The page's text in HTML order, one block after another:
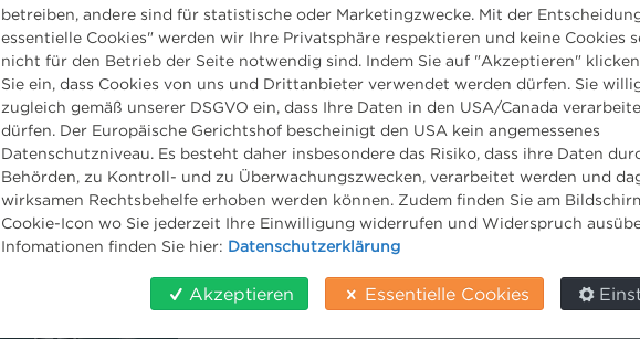
18. Juni 2026
Jetzt die neuesten Rechts-Updates holen.
betreiben, andere sind für statistische oder Marketingzwecke. Mit der
essentielle Cookies" werden wir Ihre Privatsphäre respektieren und keine Cookies
nicht für den Betrieb der Seite notwendig sind. Indem Sie auf "Akzeptieren"
Sie ein, dass Cookies von uns und Drittanbieter verwendet werden dürfen. Sie
zugleich gemäß unserer DSGVO ein, dass Ihre Daten in den USA/Canada
dürfen. Der Europäische Gerichtshof bescheinigt den USA kein angemessenes
Datenschutzniveau. Es besteht daher insbesondere das Risiko, dass ihre Daten
Behörden, zu Kontroll- und zu Überwachungszwecken, verarbeitet werden und
wirksamen Rechtsbehelfe erhoben werden können. Zudem finden Sie am
Cookie-Icon wo Sie jederzeit Ihre Einwilligung widerrufen und Widerspruch
Infomationen finden Sie hier: Datenschutzerklärung
Akzeptieren Essentielle Cookies